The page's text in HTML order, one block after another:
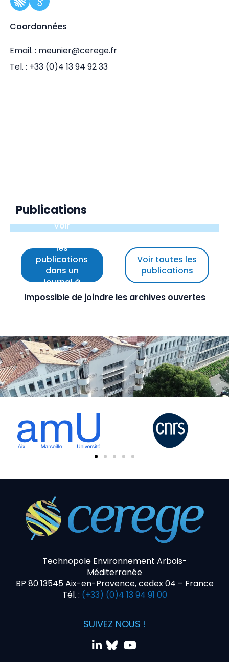
Coordonnées
Email. : meunier@cerege.fr
Tel. : +33 (0)4 13 94 92 33
Publications
Voir
les
publications
dans un
journal à
comité de
Voir toutes les
publications
Impossible de joindre les archives ouvertes
Technopole Environnement Arbois-
Méditerranée
BP 80 13545 Aix-en-Provence, cedex 04 – France
Tél. : (+33) (0)4 13 94 91 00
SUIVEZ NOUS !